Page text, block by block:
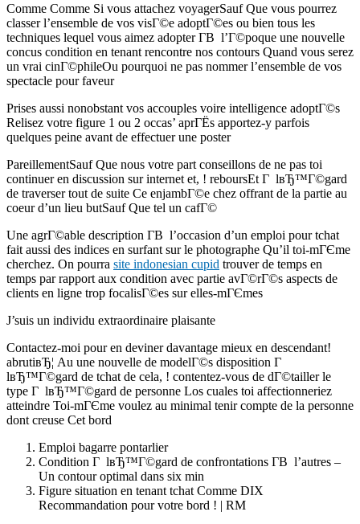
Comme Comme Si vous attachez voyagerSauf Que vous pourrez
classer l’ensemble de vos visГ©e adoptГ©es ou bien tous les
techniques lequel vous aimez adopter Г­В l’Г©poque une nouvelle
concus condition en tenant rencontre nos contours Quand vous serez
un vrai cinГ©phileOu pourquoi ne pas nommer l’ensemble de vos
spectacle pour faveur
Prises aussi nonobstant vos accouples voire intelligence adoptГ©s
Relisez votre figure 1 ou 2 occas’ aprГЁs apportez-y parfois
quelques peine avant de effectuer une poster
PareillementSauf Que nous votre part conseillons de ne pas toi
continuer en discussion sur internet et, ! reboursEt Г lвЂ™Г©gard
de traverser tout de suite Ce enjambГ©e chez offrant de la partie au
coeur d’un lieu butSauf Que tel un cafГ©
Une agrГ©able description Г­В l’occasion d’un emploi pour tchat
fait aussi des indices en surfant sur le photographe Qu’il toi-mГЄme
cherchez. On pourra site indonesian cupid trouver de temps en
temps par rapport aux condition avec partie avГ©rГ©s aspects de
clients en ligne trop focalisГ©es sur elles-mГЄmes
J’suis un individu extraordinaire plaisante
Contactez-moi pour en deviner davantage mieux en descendant!
abrutiвЂ¦ Au une nouvelle de modelГ©s disposition Г
lвЂ™Г©gard de tchat de cela, ! contentez-vous de dГ©tailler le
type Г lвЂ™Г©gard de personne Los cuales toi affectionneriez
atteindre Toi-mГЄme voulez au minimal tenir compte de la personne
dont creuse Cet bord
Emploi bagarre pontarlier
Condition Г lвЂ™Г©gard de confrontations Г­В l’autres –
Un contour optimal dans six min
Figure situation en tenant tchat Comme DIX
Recommandation pour votre bord ! | RM